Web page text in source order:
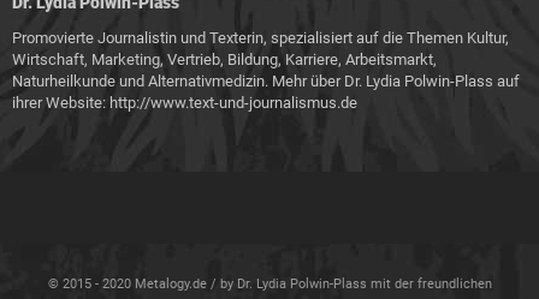
Promovierte Journalistin und Texterin, spezialisiert auf die Themen Kultur,
Wirtschaft, Marketing, Vertrieb, Bildung, Karriere, Arbeitsmarkt,
Naturheilkunde und Alternativmedizin. Mehr über Dr. Lydia Polwin-Plass auf
ihrer Website: http://www.text-und-journalismus.de
© 2015 - 2020 Metalogy.de / by Dr. Lydia Polwin-Plass mit der freundlichen